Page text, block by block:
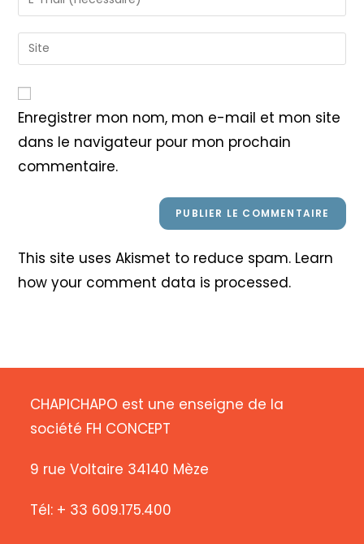
or
to
comment
your
email
address
Saisir
l’URL
votre
site
(facultatif)
Enregistrer mon nom, mon e-mail et mon site
dans le navigateur pour mon prochain
commentaire.
This site uses Akismet to reduce spam. Learn
how your comment data is processed.
CHAPICHAPO est une enseigne de la
société FH CONCEPT
9 rue Voltaire 34140 Mèze
Tél: + 33 609.175.400